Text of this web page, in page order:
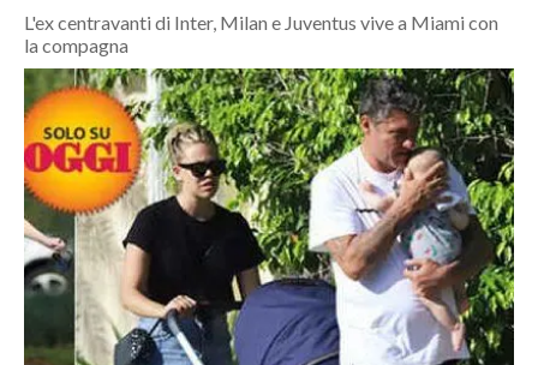
CRONACA
ITALIA
MONDO
POLITICA
ECONOMIA
SERVIZI ALLE IMPRESE
LAVORO
L'ex centravanti di Inter, Milan e Juventus vive a Miami con
la compagna